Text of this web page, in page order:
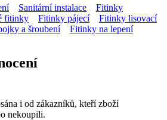
Sanitární instalace
Fitinky
fitinky Fitinky pájecí
Fitinky lisovací
a šroubení
Fitinky na lepení
i od zákazníků, kteří zboží
nekoupili.